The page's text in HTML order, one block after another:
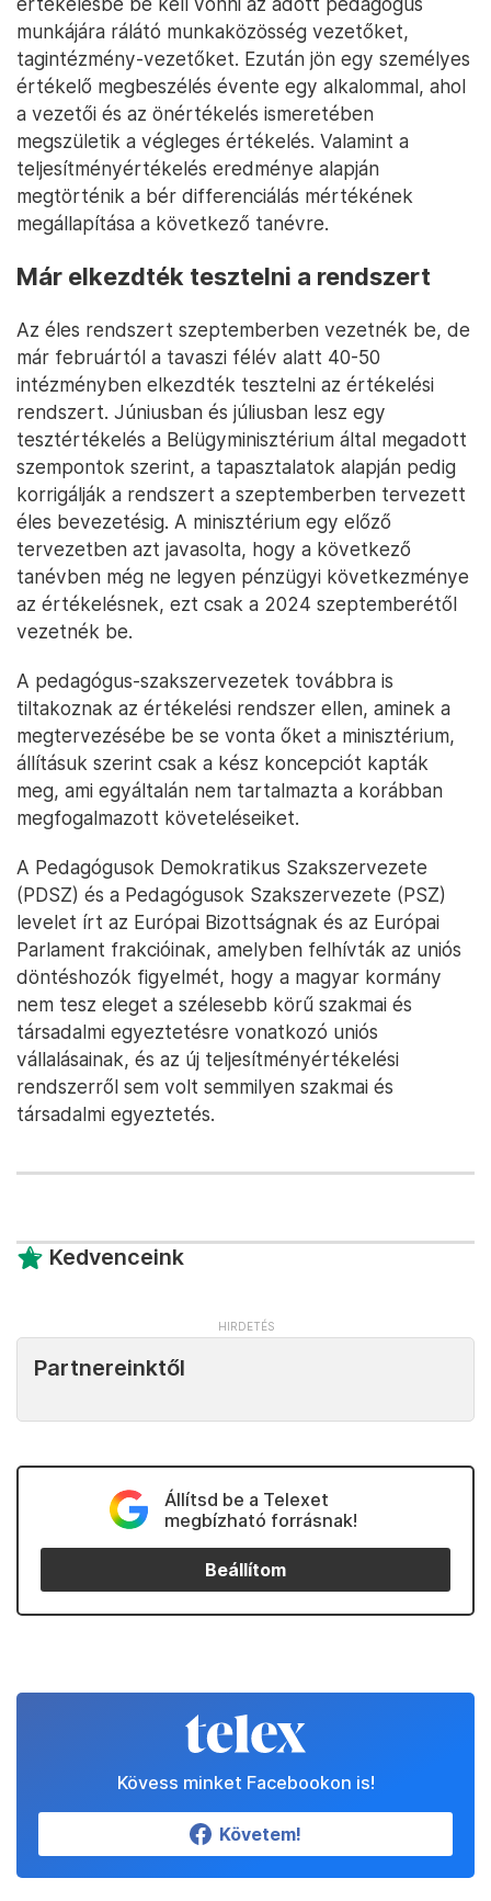
munkájára rálátó munkaközösség vezetőket,
tagintézmény-vezetőket. Ezután jön egy személyes
értékelő megbeszélés évente egy alkalommal, ahol
a vezetői és az önértékelés ismeretében
megszületik a végleges értékelés. Valamint a
teljesítményértékelés eredménye alapján
megtörténik a bér differenciálás mértékének
megállapítása a következő tanévre.
Már elkezdték tesztelni a rendszert
Az éles rendszert szeptemberben vezetnék be, de
már februártól a tavaszi félév alatt 40-50
intézményben elkezdték tesztelni az értékelési
rendszert. Júniusban és júliusban lesz egy
tesztértékelés a Belügyminisztérium által megadott
szempontok szerint, a tapasztalatok alapján pedig
korrigálják a rendszert a szeptemberben tervezett
éles bevezetésig. A minisztérium egy előző
tervezetben azt javasolta, hogy a következő
tanévben még ne legyen pénzügyi következménye
az értékelésnek, ezt csak a 2024 szeptemberétől
vezetnék be.
A pedagógus-szakszervezetek továbbra is
tiltakoznak az értékelési rendszer ellen, aminek a
megtervezésébe be se vonta őket a minisztérium,
állításuk szerint csak a kész koncepciót kapták
meg, ami egyáltalán nem tartalmazta a korábban
megfogalmazott követeléseiket.
A Pedagógusok Demokratikus Szakszervezete
(PDSZ) és a Pedagógusok Szakszervezete (PSZ)
levelet írt az Európai Bizottságnak és az Európai
Parlament frakcióinak, amelyben felhívták az uniós
döntéshozók figyelmét, hogy a magyar kormány
nem tesz eleget a szélesebb körű szakmai és
társadalmi egyeztetésre vonatkozó uniós
vállalásainak, és az új teljesítményértékelési
rendszerről sem volt semmilyen szakmai és
társadalmi egyeztetés.
Kedvenceink
Partnereinktől
Állítsd be a Telexet
megbízható forrásnak!
Beállítom
Kövess minket Facebookon is!
Követem!